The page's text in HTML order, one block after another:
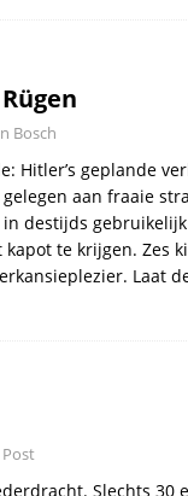
Bosch
Hitler’s geplande
aan fraaie
in destijds
te krijgen. Zes
Laat
Slechts 30